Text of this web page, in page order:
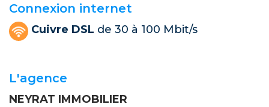
Connexion internet
Cuivre DSL de 30 à 100 Mbit/s
L'agence
NEYRAT IMMOBILIER